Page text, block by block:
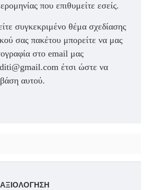
που επιθυμείτε εσείς.
συγκεκριμένο θέμα σχεδίασης
σας πακέτου μπορείτε να μας
στο email μας
έτσι ώστε να
αυτού.